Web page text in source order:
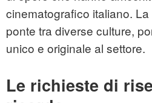
cinematografico italiano.
ponte tra diverse culture,
unico e originale al settore.
Le richieste di